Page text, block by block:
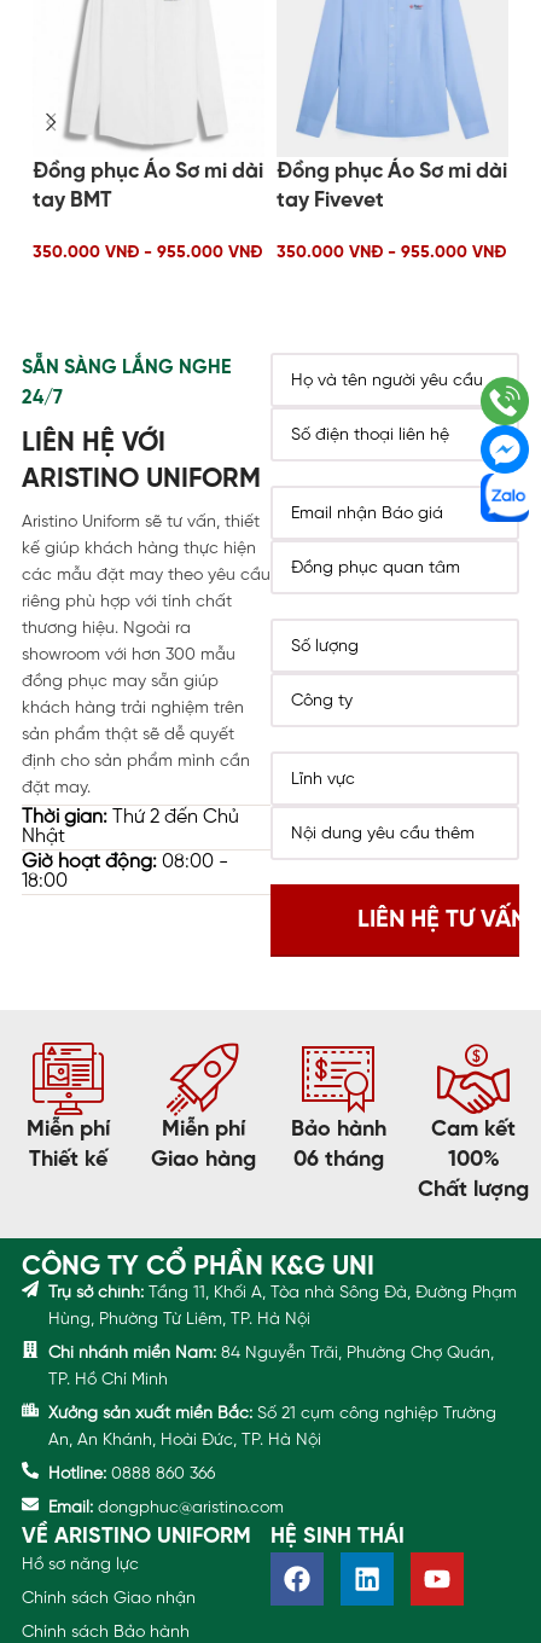
Đồng phục Áo Sơ mi dài
tay BMT
350.000 VNĐ - 955.000 VNĐ
Đồng phục Áo Sơ mi dài
tay Fivevet
350.000 VNĐ - 955.000 VNĐ
SẴN SÀNG LẮNG NGHE
24/7
LIÊN HỆ VỚI
ARISTINO UNIFORM
Aristino Uniform sẽ tư vấn, thiết
kế giúp khách hàng thực hiện
các mẫu đặt may theo yêu cầu
riêng phù hợp với tính chất
thương hiệu. Ngoài ra
showroom với hơn 300 mẫu
đồng phục may sẵn giúp
khách hàng trải nghiệm trên
sản phẩm thật sẽ dễ quyết
định cho sản phẩm mình cần
đặt may.
Thời gian:Thứ 2 đến Chủ
Nhật
Giờ hoạt động:08:00 -
18:00
Miễn phí
Thiết kế
Miễn phí
Giao hàng
Bảo hành
06 tháng
Cam kết
100%
Chất lượng
CÔNG TY CỔ PHẦN K&G UNI
Trụ sở chính: Tầng 11, Khối A, Tòa nhà Sông Đà, Đường Phạm
Hùng, Phường Từ Liêm, TP. Hà Nội
Chi nhánh miền Nam: 84 Nguyễn Trãi, Phường Chợ Quán,
TP. Hồ Chí Minh
Xưởng sản xuất miền Bắc: Số 21 cụm công nghiệp Trường
An, An Khánh, Hoài Đức, TP. Hà Nội
Hotline: 0888 860 366
Email: dongphuc@aristino.com
VỀ ARISTINO UNIFORM
Hồ sơ năng lực
Chính sách Giao nhận
Chính sách Bảo hành
HỆ SINH THÁI